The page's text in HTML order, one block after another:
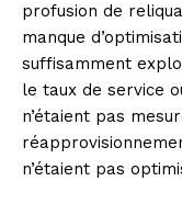
profusion de
manque
suffisamment
le taux de service
n’étaient pas
n’étaient pas